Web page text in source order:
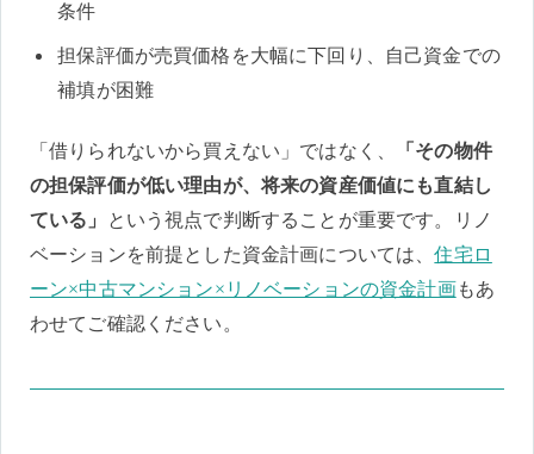
条件
担保評価が売買価格を大幅に下回り、自己資金での
補填が困難
「借りられないから買えない」ではなく、
「その物件
の担保評価が低い理由が、将来の資産価値にも直結し
ている」
という視点で判断することが重要です。リノ
ベーションを前提とした資金計画については、住宅ロ
ーン×中古マンション×リノベーションの資金計画もあ
わせてご確認ください。